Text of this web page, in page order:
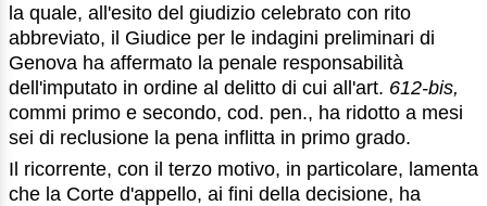
la quale, all'esito del giudizio celebrato con rito
abbreviato, il Giudice per le indagini preliminari di
Genova ha affermato la penale responsabilità
dell'imputato in ordine al delitto di cui all'art. 612-bis,
commi primo e secondo, cod. pen., ha ridotto a mesi
sei di reclusione la pena inflitta in primo grado.
Il ricorrente, con il terzo motivo, in particolare, lamenta
che la Corte d'appello, ai fini della decisione, ha